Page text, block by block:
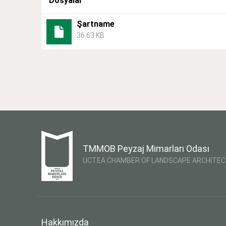
Şartname
36.63 KB
TMMOB Peyzaj Mimarları Odası
UCTEA CHAMBER OF LANDSCAPE
Hakkımızda